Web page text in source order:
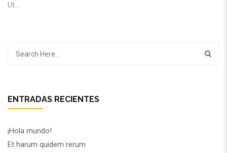
Ut...
ENTRADAS RECIENTES
¡Hola mundo!
Et harum quidem rerum